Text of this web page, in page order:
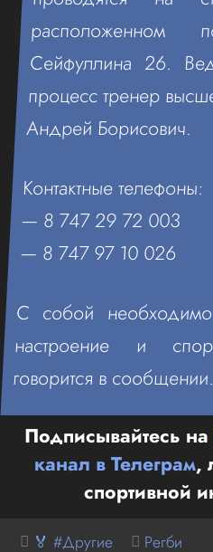
Сейфуллина 26.
процесс тренер
Андрей Борисович.
Контактные телефоны:
— 8 747 29 72 003
— 8 747 97 10 026
С собой
настроение и
говорится в сообщении.
Подписывайтесь на
канал в Телеграм,
спортивной
🏅 #Другие Регби